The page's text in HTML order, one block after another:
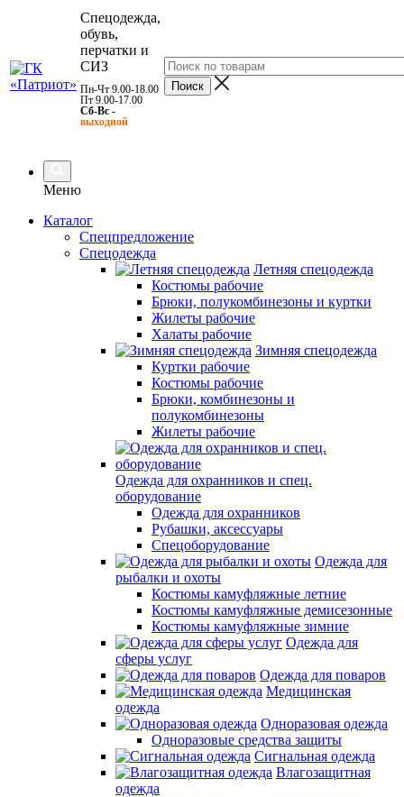
Спецодежда,
обувь,
перчатки и
СИЗ
Пн-Чт 9.00-18.00
Пт 9.00-17.00
Сб-Вс -
выходной
Меню
Каталог
Спецпредложение
Спецодежда
Летняя спецодежда
Костюмы рабочие
Брюки, полукомбинезоны и куртки
Жилеты рабочие
Халаты рабочие
Зимняя спецодежда
Куртки рабочие
Костюмы рабочие
Брюки, комбинезоны и
полукомбинезоны
Жилеты рабочие
Одежда для охранников и спец.
оборудование
Одежда для охранников
Рубашки, аксессуары
Спецоборудование
Одежда для
рыбалки и охоты
Костюмы камуфляжные летние
Костюмы камуфляжные демисезонные
Костюмы камуфляжные зимние
Одежда для
сферы услуг
Одежда для поваров
Медицинская
одежда
Одноразовая одежда
Одноразовые средства защиты
Сигнальная одежда
Влагозащитная
одежда